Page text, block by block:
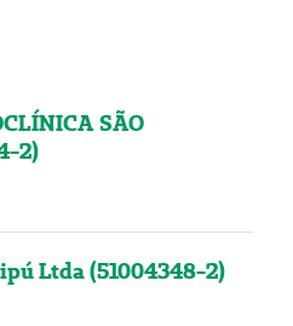
SÃO
2)
Ltda (51004348-2)